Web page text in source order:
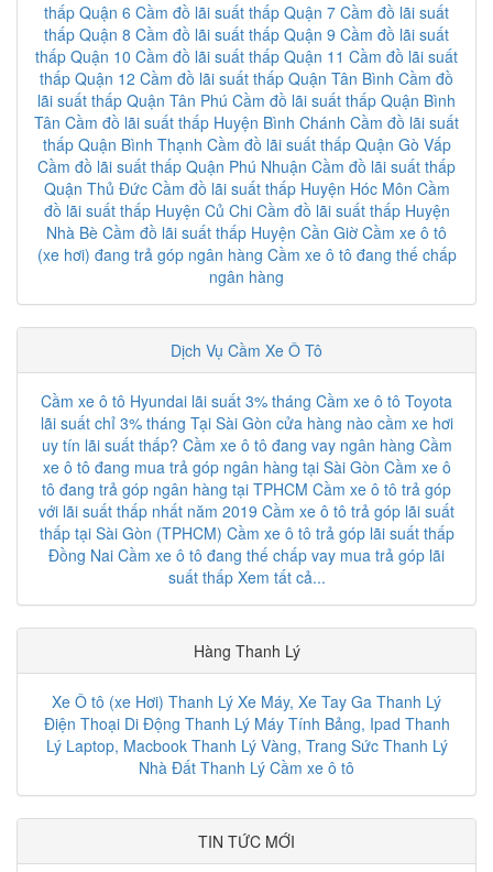
thấp Quận 6 Cầm đồ lãi suất thấp Quận 7 Cầm đồ lãi suất
thấp Quận 8 Cầm đồ lãi suất thấp Quận 9 Cầm đồ lãi suất
thấp Quận 10 Cầm đồ lãi suất thấp Quận 11 Cầm đồ lãi suất
thấp Quận 12 Cầm đồ lãi suất thấp Quận Tân Bình Cầm đồ
lãi suất thấp Quận Tân Phú Cầm đồ lãi suất thấp Quận Bình
Tân Cầm đồ lãi suất thấp Huyện Bình Chánh Cầm đồ lãi suất
thấp Quận Bình Thạnh Cầm đồ lãi suất thấp Quận Gò Vấp
Cầm đồ lãi suất thấp Quận Phú Nhuận Cầm đồ lãi suất thấp
Quận Thủ Đức Cầm đồ lãi suất thấp Huyện Hóc Môn Cầm
đồ lãi suất thấp Huyện Củ Chi Cầm đồ lãi suất thấp Huyện
Nhà Bè Cầm đồ lãi suất thấp Huyện Cần Giờ Cầm xe ô tô
(xe hơi) đang trả góp ngân hàng Cầm xe ô tô đang thế chấp
ngân hàng
Dịch Vụ Cầm Xe Ô Tô
Cầm xe ô tô Hyundai lãi suất 3% tháng Cầm xe ô tô Toyota
lãi suất chỉ 3% tháng Tại Sài Gòn cửa hàng nào cầm xe hơi
uy tín lãi suất thấp? Cầm xe ô tô đang vay ngân hàng Cầm
xe ô tô đang mua trả góp ngân hàng tại Sài Gòn Cầm xe ô
tô đang trả góp ngân hàng tại TPHCM Cầm xe ô tô trả góp
với lãi suất thấp nhất năm 2019 Cầm xe ô tô trả góp lãi suất
thấp tại Sài Gòn (TPHCM) Cầm xe ô tô trả góp lãi suất thấp
Đồng Nai Cầm xe ô tô đang thế chấp vay mua trả góp lãi
suất thấp Xem tất cả...
Hàng Thanh Lý
Xe Ô tô (xe Hơi) Thanh Lý Xe Máy, Xe Tay Ga Thanh Lý
Điện Thoại Di Động Thanh Lý Máy Tính Bảng, Ipad Thanh
Lý Laptop, Macbook Thanh Lý Vàng, Trang Sức Thanh Lý
Nhà Đất Thanh Lý Cầm xe ô tô
TIN TỨC MỚI